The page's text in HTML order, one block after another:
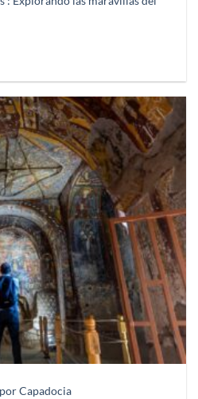
Capadocia